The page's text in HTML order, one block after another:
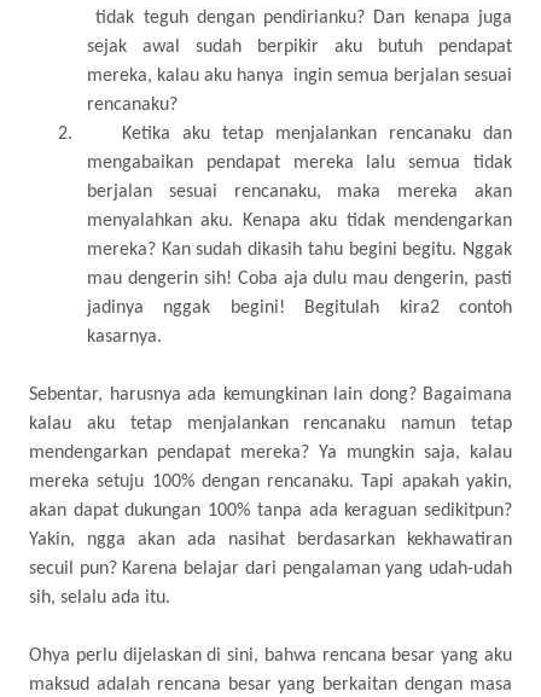
tidak teguh dengan pendirianku? Dan kenapa juga
sejak awal sudah berpikir aku butuh pendapat
mereka, kalau aku hanya
ingin semua berjalan sesuai
rencanaku?
2.
Ketika aku tetap menjalankan rencanaku dan
mengabaikan pendapat mereka lalu semua tidak
berjalan sesuai rencanaku, maka mereka akan
menyalahkan aku. Kenapa aku tidak mendengarkan
mereka? Kan sudah dikasih tahu begini begitu. Nggak
mau dengerin sih! Coba aja dulu mau dengerin, pasti
jadinya nggak begini! Begitulah kira2 contoh
kasarnya.
Sebentar, harusnya ada kemungkinan lain dong? Bagaimana
kalau aku tetap menjalankan rencanaku namun tetap
mendengarkan pendapat mereka? Ya mungkin saja, kalau
mereka setuju 100% dengan rencanaku. Tapi apakah yakin,
akan dapat dukungan 100% tanpa ada keraguan sedikitpun?
Yakin, ngga akan ada nasihat berdasarkan kekhawatiran
secuil pun? Karena belajar dari pengalaman yang udah-udah
sih, selalu ada itu.
Ohya perlu dijelaskan di sini, bahwa rencana besar yang aku
maksud adalah rencana besar yang berkaitan dengan masa